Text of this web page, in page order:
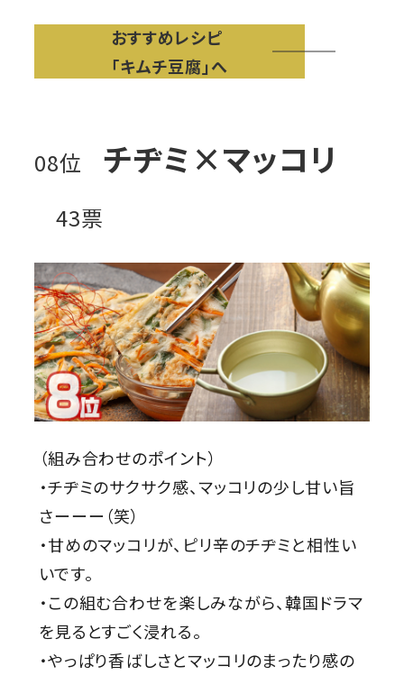
おすすめレシピ
「キムチ豆腐」へ
08位 チヂミ×マッコリ
43票
（組み合わせのポイント）
・チヂミのサクサク感、マッコリの少し甘い旨
さーーー（笑）
・甘めのマッコリが、ピリ辛のチヂミと相性い
いです。
・この組む合わせを楽しみながら、韓国ドラマ
を見るとすごく浸れる。
・やっぱり香ばしさとマッコリのまったり感の